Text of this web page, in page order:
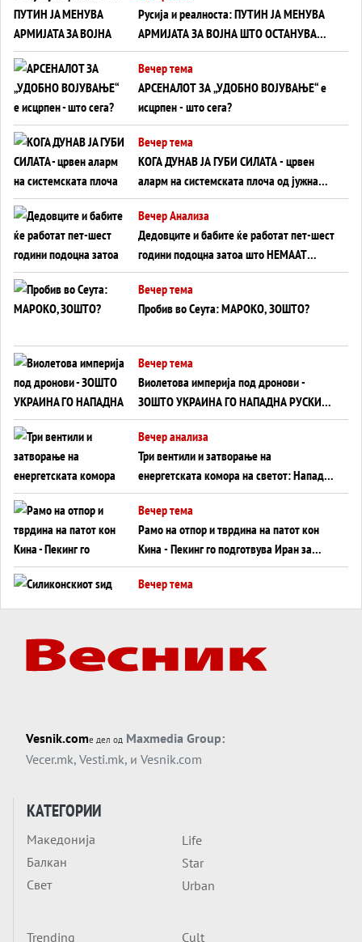
Русија и реалноста: ПУТИН ЈА МЕНУВА
АРМИЈАТА ЗА ВОЈНА ШТО ОСТАНУВА
БЕЗ ФРОНТ
Вечер тема
АРСЕНАЛОТ ЗА „УДОБНО ВОЈУВАЊЕ“ е
исцрпен - што сега?
Вечер тема
КОГА ДУНАВ ЈА ГУБИ СИЛАТА - црвен
аларм на системската плоча од јужна
Германија до Црното Море...
Вечер Анализа
Дедовците и бабите ќе работат пет-шест
години подоцна затоа што НЕМААТ
ВНУЦИ ДА ГИ ЗАМЕНАТ
Вечер тема
Пробив во Сеута: МАРОКО, ЗОШТО?
Вечер тема
Виолетова империја под дронови -
ЗОШТО УКРАИНА ГО НАПАДНА РУСКИОТ
WILDBERRIES
Вечер анализа
Три вентили и затворање на
енергетската комора на светот: Нападот
во Суец најавува глобален енергетски
инфаркт?
Вечер тема
Рамо на отпор и тврдина на патот кон
Кина - Пекинг го подготвува Иран за
американска копнена инвазија
Вечер тема
Вечер тема
Трамп тврди дека повторно „разговара“
Вечер тема
ДЛАБОКО УДОЛУ: Сметководствените
трикови што го соборија ЕНРОН ги
Вечер тема
Блискиот Исток со украинското бојно
Vesnik.comе дел од Maxmedia Group:
Vecer.mk, Vesti.mk, и Vesnik.com
КАТЕГОРИИ
Македонија
Балкан
Свет
Life
Star
Urban
Trending
Cult